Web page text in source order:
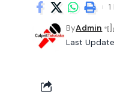
Last
ByAdmin